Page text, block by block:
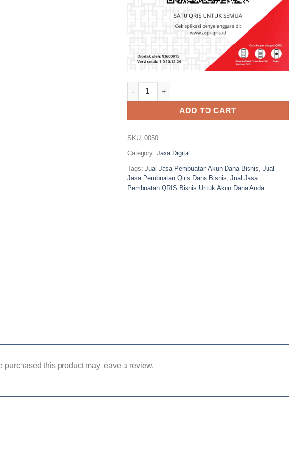
Jual Jasa Pembuatan QRIS Bisnis Untuk Akun
ADD TO CART
SKU: 0050
Category: Jasa Digital
Tags: Jual Jasa Pembuatan Akun Dana Bisnis, Jual
Jasa Pembuatan Qiris Dana Bisnis, Jual Jasa
Pembuatan QRIS Bisnis Untuk Akun Dana Anda
purchased this product may leave a review.